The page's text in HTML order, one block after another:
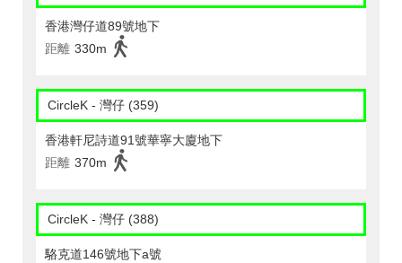
香港灣仔道89號地下
距離 330m
CircleK - 灣仔 (359)
香港軒尼詩道91號華寧大廈地下
距離 370m
CircleK - 灣仔 (388)
駱克道146號地下a號